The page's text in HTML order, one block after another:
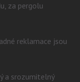
za pergolu
reklamace jsou
a srozumitelný